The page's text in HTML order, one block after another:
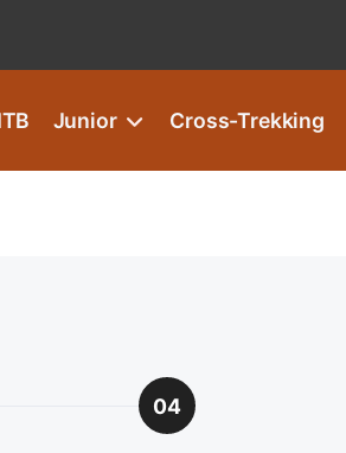
Junior Cross-Trekking
04